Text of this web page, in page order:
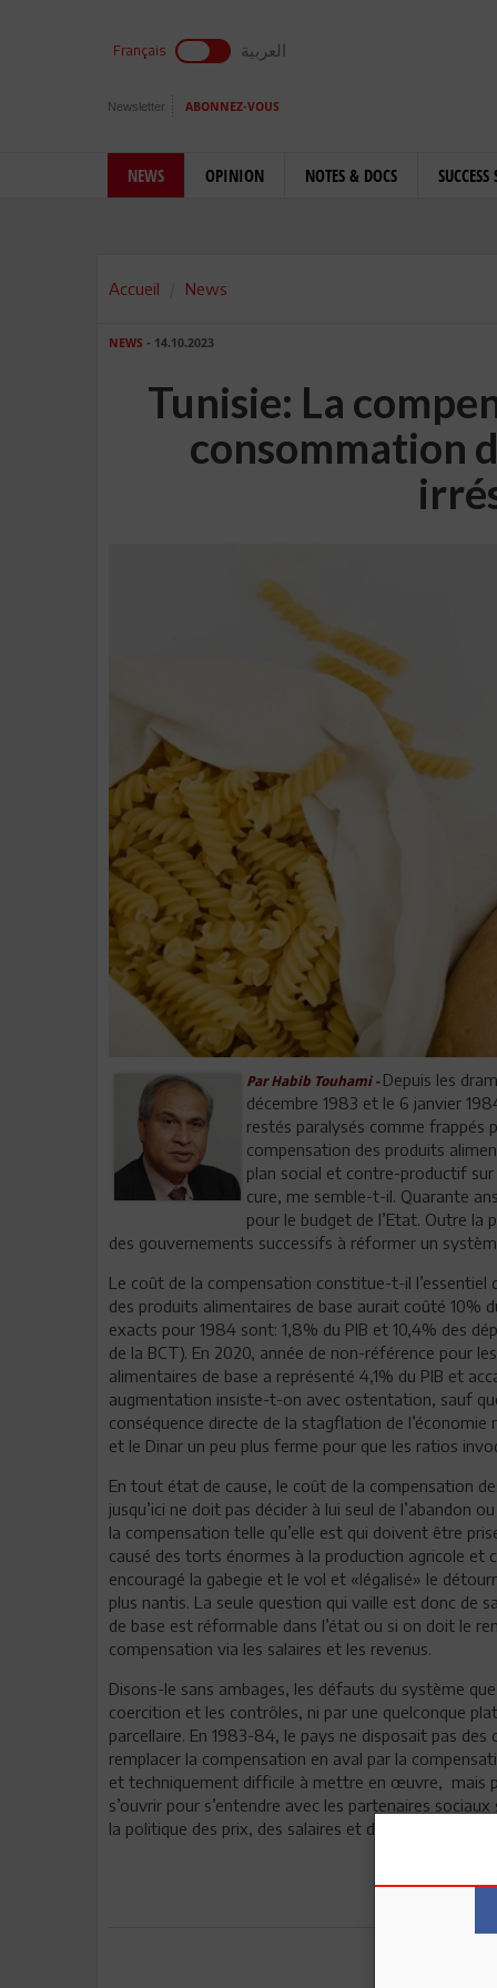
Français العربية
Newsletter ABONNEZ-VOUS
NEWS OPINION NOTES & DOCS SUCCESS
Accueil News
NEWS - 14.10.2023
Tunisie: La
consommation
Par Habib Touhami - Depuis les
décembre 1983 et le 6 janvier
restés paralysés comme frappés
compensation des produits
plan social et contre-productif sur
cure, me semble-t-il. Quarante
pour le budget de l’Etat. Outre la
des gouvernements successifs à réformer un
Le coût de la compensation constitue-t-il
des produits alimentaires de base aurait coûté 10%
exacts pour 1984 sont: 1,8% du PIB et 10,4% des
de la BCT). En 2020, année de non-référence pour
alimentaires de base a représenté 4,1% du PIB et
augmentation insiste-t-on avec ostentation, sauf
conséquence directe de la stagflation de
et le Dinar un peu plus ferme pour que les ratios
En tout état de cause, le coût de la compensation
jusqu’ici ne doit pas décider à lui seul de l’abandon
la compensation telle qu’elle est qui doivent être
causé des torts énormes à la production agricole et
encouragé la gabegie et le vol et «légalisé» le
plus nantis. La seule question qui vaille est donc de
de base est réformable dans l’état ou si on doit le
compensation via les salaires et les revenus.
Disons-le sans ambages, les défauts du système
coercition et les contrôles, ni par une quelconque
parcellaire. En 1983-84, le pays ne disposait pas
remplacer la compensation en aval par la
et techniquement difficile à mettre en œuvre, mais
s’ouvrir pour s’entendre avec les partenaires
la politique des prix, des salaires et des revenus.